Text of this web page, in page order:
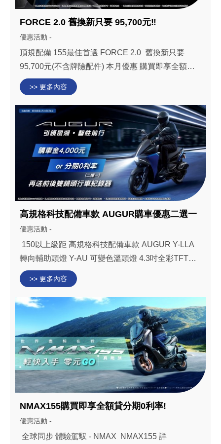
FORCE 2.0 舊換新只要 95,700元‼️
優惠活動 -
頂規配備 155最佳首選 FORCE 2.0 舊換新只要
95,700元(不含牌險配件) 本月優惠 購買即享全額貸
分期0利率或購車金4,000元 2擇1 限2024年式車
Force2.0 詳情:https://yamaha-yct.com/force-2-0/ 活
動日期 : 即日起至115年2月26日(四)止(...
>> 更多內容
高規格科技配備車款 AUGUR購車優惠二選一
優惠活動 -
150以上級距 高規格科技配備車款 AUGUR Y-LLA
轉向輔助頭燈 Y-AU 可變色溫頭燈 4.3吋全彩TFT智
慧儀錶 購車優惠二選一 購車金4,000元 或 全額貸分
期0利率 月份限定車再加碼全球鷹行車紀錄器
AUGUR詳情:https://yamaha-yct...
>> 更多內容
NMAX155購買即享全額貸分期0利率!
優惠活動 -
全球同步 體驗駕馭 - NMAX NMAX155 詳